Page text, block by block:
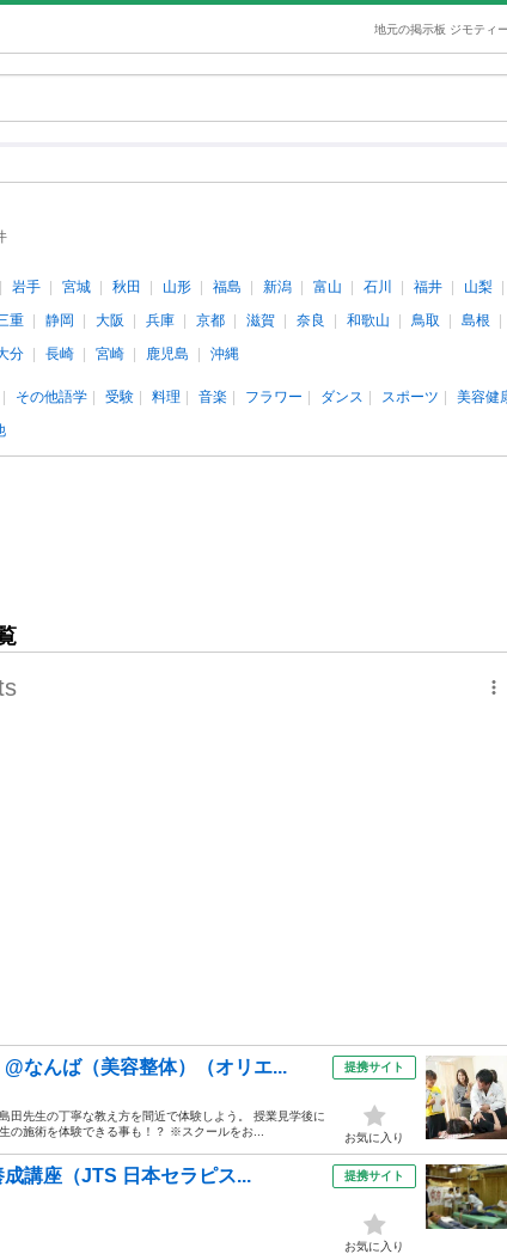
地元の掲示板 ジモティー
岩手 宮城 秋田 山形 福島 新潟 富山 石川 福井 山梨
重 静岡 大阪 兵庫 京都 滋賀 奈良 和歌山 鳥取 島根
分 長崎 宮崎 鹿児島 沖縄
その他語学 受験 料理 音楽 フラワー ダンス スポーツ 美容健
なんば（美容整体）（オリエ...
田先生の丁寧な教え方を間近で体験しよう。 授業見学後に
の施術を体験できる事も！？ ※スクールをお...
提携サイト
お気に入り
講座（JTS 日本セラピス... 提携サイト
お気に入り